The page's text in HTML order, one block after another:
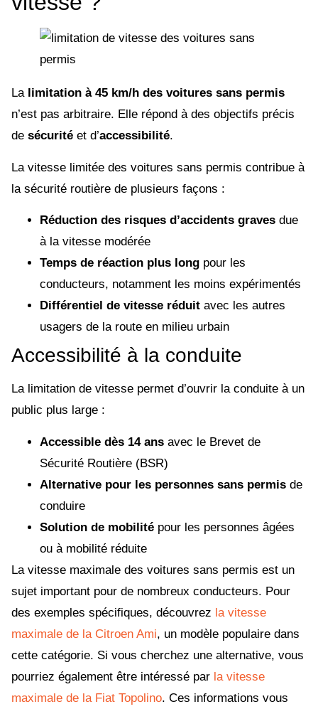
Lalimitation à 45 km/h des voitures sans permis
n’est pas arbitraire. Elle répond à des objectifs précis
de sécurité et d’accessibilité.
La vitesse limitée des voitures sans permis contribue à
la sécurité routière de plusieurs façons :
Réduction des risques d’accidents graves due
à la vitesse modérée
Temps de réaction plus long pour les
conducteurs, notamment les moins expérimentés
Différentiel de vitesse réduit avec les autres
usagers de la route en milieu urbain
Accessibilité à la conduite
La limitation de vitesse permet d’ouvrir la conduite à un
public plus large :
Accessible dès 14 ans avec le Brevet de
Sécurité Routière (BSR)
Alternative pour les personnes sans permis de
conduire
Solution de mobilité pour les personnes âgées
ou à mobilité réduite
La vitesse maximale des voitures sans permis est un
sujet important pour de nombreux conducteurs. Pour
des exemples spécifiques, découvrez la vitesse
maximale de la Citroen Ami, un modèle populaire dans
cette catégorie. Si vous cherchez une alternative, vous
pourriez également être intéressé par la vitesse
maximale de la Fiat Topolino. Ces informations vous